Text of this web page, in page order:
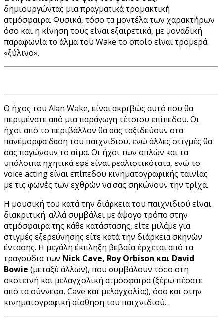
δημιουργώντας μια πραγματικά τρομακτική
ατμόσφαιρα. Φυσικά, τόσο τα μοντέλα των χαρακτήρων
όσο και η κίνηση τους είναι εξαιρετικά, με μοναδική
παραφωνία το άλμα του Wake το οποίο είναι τρομερά
«ξύλινο».
Ο ήχος του Alan Wake, είναι ακριβώς αυτό που θα
περιμένατε από μια παράγωγη τέτοιου επίπεδου. Οι
ήχοι από το περιβάλλον θα σας ταξιδεύουν στα
πανέμορφα δάση του παιχνιδιού, ενώ άλλες στιγμές θα
σας παγώνουν το αίμα. Οι ήχοι των οπλών και τα
υπόλοιπα ηχητικά εφέ είναι ρεαλιστικότατα, ενώ το
voice acting είναι επίπεδου κινηματογραφικής ταινίας
με τις φωνές των εχθρών να σας σηκώνουν την τρίχα.
Η μουσική του κατά την διάρκεια του παιχνιδιού είναι
διακριτική. αλλά συμβάλει με άψογο τρόπο στην
ατμόσφαιρα της κάθε κατάστασης, είτε μιλάμε για
στιγμές εξερεύνησης είτε κατά την διάρκεια σκηνών
έντασης. Η μεγάλη έκπληξη βεβαία έρχεται από τα
τραγούδια των Nick Cave, Roy Orbison και David
Bowie (μεταξύ άλλων), που συμβάλουν τόσο στη
σκοτεινή και μελαγχολική ατμόσφαιρα (ξέρω πέσατε
από τα σύννεφα, Cave και μελαγχολία;), όσο και στην
κινηματογραφική αίσθηση του παιχνιδιού…